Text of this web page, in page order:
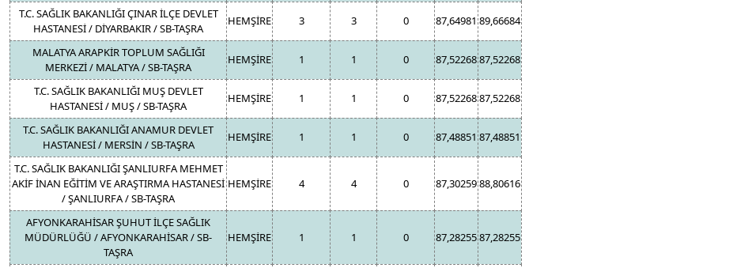
T.C. SAĞLIK BAKANLIĞI ÇINAR İLÇE DEVLET
HASTANESİ / DİYARBAKIR / SB-TAŞRA
HEMŞİRE 3 3 0 87,64981 89,66684
MALATYA ARAPKİR TOPLUM SAĞLIĞI
MERKEZİ / MALATYA / SB-TAŞRA
HEMŞİRE 1 1 0 87,5226887,52268
T.C. SAĞLIK BAKANLIĞI MUŞ DEVLET
HASTANESİ / MUŞ / SB-TAŞRA
HEMŞİRE 1 1 0 87,5226887,52268
T.C. SAĞLIK BAKANLIĞI ANAMUR DEVLET
HASTANESİ / MERSİN / SB-TAŞRA
HEMŞİRE 1 1 0 87,48851 87,48851
T.C. SAĞLIK BAKANLIĞI ŞANLIURFA MEHMET
AKİF İNAN EĞİTİM VE ARAŞTIRMA HASTANESİ
/ ŞANLIURFA / SB-TAŞRA
HEMŞİRE 4 4 0 87,3025988,80616
AFYONKARAHİSAR ŞUHUT İLÇE SAĞLIK
MÜDÜRLÜĞÜ / AFYONKARAHİSAR / SB-
TAŞRA
HEMŞİRE 1 1 0 87,2825587,28255